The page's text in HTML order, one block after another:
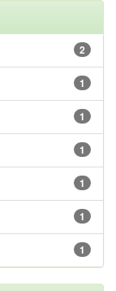
2
1
1
1
1
1
1